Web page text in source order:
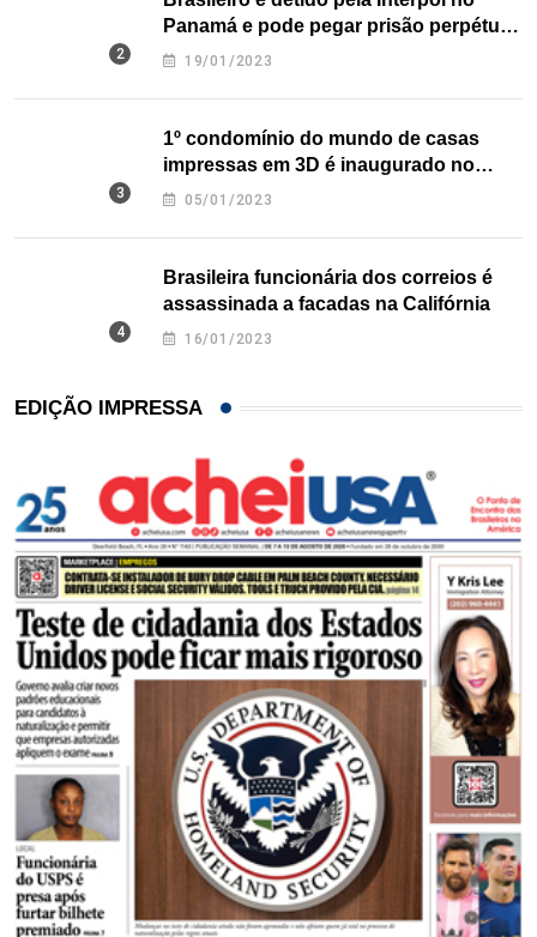
Panamá e pode pegar prisão perpétua
nos EUA
19/01/2023
1º condomínio do mundo de casas
impressas em 3D é inaugurado no
Texas
05/01/2023
Brasileira funcionária dos correios é
assassinada a facadas na Califórnia
16/01/2023
EDIÇÃO IMPRESSA